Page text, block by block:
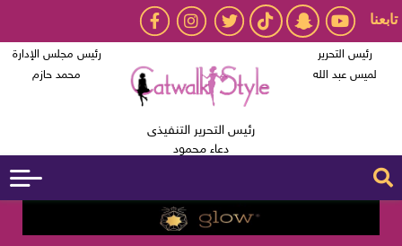
تابعنا
رئيس التحرير
لميس عبد الله
رئيس التحرير التنفيذى
دعاء محمود
رئيس مجلس الإدارة
محمد حازم